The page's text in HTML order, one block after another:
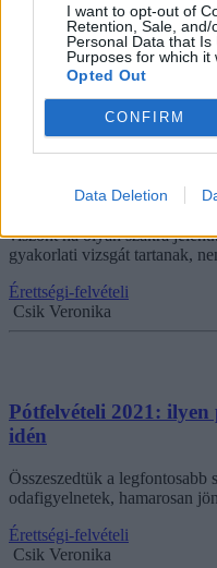
I want to opt-out of
Retention, Sale,
Personal Data that
Purposes for which it
Opted Out
CONFIRM
Data Deletion
Érettségi-felvételi
Csik Veronika
Pótfelvételizők,
viszont ha olyan szakra
gyakorlati vizsgát tartanak,
Érettségi-felvételi
Csik Veronika
Pótfelvételi 2021:
idén
Összeszedtük a legfontosabb
odafigyelnetek, hamarosan
Érettségi-felvételi
Csik Veronika